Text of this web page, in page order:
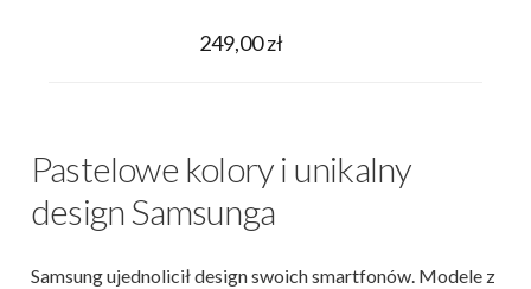
249,00 zł
Pastelowe kolory i unikalny
design Samsunga
Samsung ujednolicił design swoich smartfonów. Modele z